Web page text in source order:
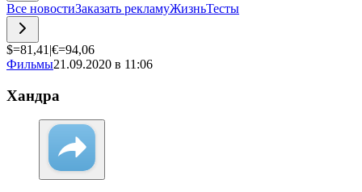
Все новостиЗаказать рекламуЖизньТесты
$=81,41 |€=94,06
Фильмы21.09.2020 в 11:06
Хандра